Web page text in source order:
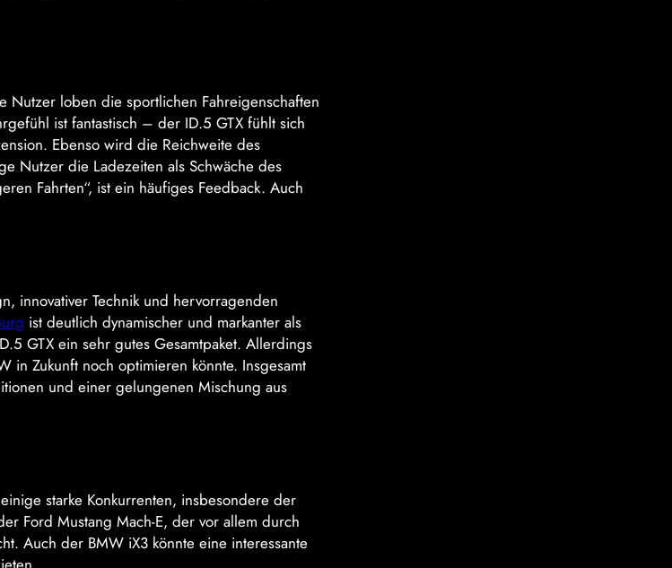
Nutzer loben die sportlichen Fahreigenschaften
ist fantastisch – der ID.5 GTX fühlt sich
Ebenso wird die Reichweite des
Nutzer die Ladezeiten als Schwäche des
Fahrten“, ist ein häufiges Feedback. Auch
innovativer Technik und hervorragenden
ist deutlich dynamischer und markanter als
GTX ein sehr gutes Gesamtpaket. Allerdings
Zukunft noch optimieren könnte. Insgesamt
und einer gelungenen Mischung aus
starke Konkurrenten, insbesondere der
Ford Mustang Mach-E, der vor allem durch
Auch der BMW iX3 könnte eine interessante